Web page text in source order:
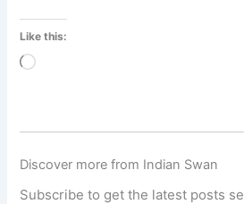
Like this:
Loading…
Discover more from Indian Swan
Subscribe to get the latest posts